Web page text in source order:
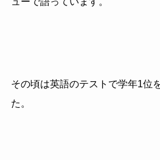
その頃は英語のテストで学年1位
た。